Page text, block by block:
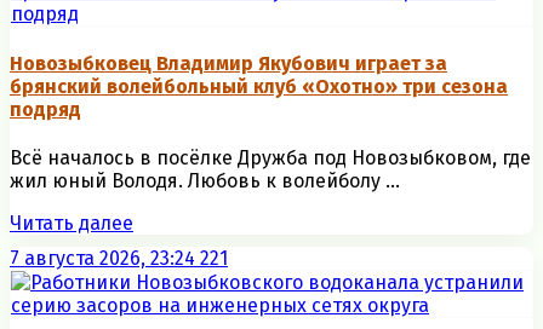
Новозыбковец Владимир Якубович играет за
брянский волейбольный клуб «Охотно» три сезона
подряд
Всё началось в посёлке Дружба под Новозыбковом, где
жил юный Володя. Любовь к волейболу ...
Читать далее
7 августа 2026, 23:24 221